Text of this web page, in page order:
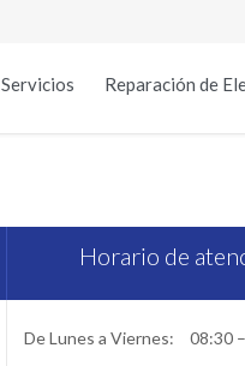
Servicios Reparación de
Servicio
Horario de
De Lunes a Viernes: 08:30